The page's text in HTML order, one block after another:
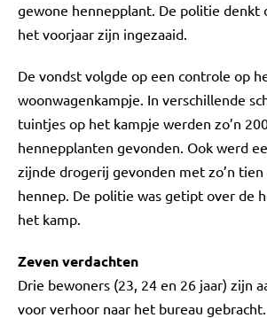
gewone hennepplant. De politie denkt
het voorjaar zijn ingezaaid.
De vondst volgde op een controle op
woonwagenkampje. In verschillende
tuintjes op het kampje werden zo’n
hennepplanten gevonden. Ook werd
zijnde drogerij gevonden met zo’n
hennep. De politie was getipt over de
het kamp.
Zeven verdachten
Drie bewoners (23, 24 en 26 jaar) zijn
voor verhoor naar het bureau